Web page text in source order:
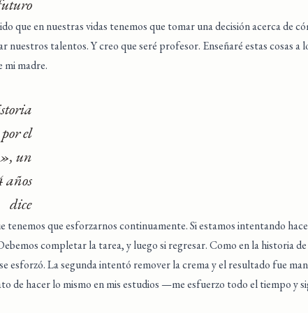
que en nuestras vidas tenemos que tomar una decisión acerca de
nuestros talentos. Y creo que seré profesor. Enseñaré estas cosas
mi madre.
el
un
años
dice
que esforzarnos continuamente. Si estamos intentando
completar la tarea, y luego si regresar. Como en la historia
esforzó. La segunda intentó remover la crema y el resultado fue
de hacer lo mismo en mis estudios —me esfuerzo todo el tiempo y